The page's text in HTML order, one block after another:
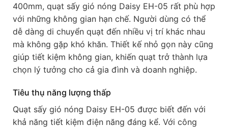
400mm, quạt sấy gió nóng Daisy EH-05 rất phù hợp
với những không gian hạn chế. Người dùng có thể
dễ dàng di chuyển quạt đến nhiều vị trí khác nhau
mà không gặp khó khăn. Thiết kế nhỏ gọn này cũng
giúp tiết kiệm không gian, khiến quạt trở thành lựa
chọn lý tưởng cho cả gia đình và doanh nghiệp.
Tiêu thụ năng lượng thấp
Quạt sấy gió nóng Daisy EH-05 được biết đến với
khả năng tiết kiệm điện năng đáng kể. Với công